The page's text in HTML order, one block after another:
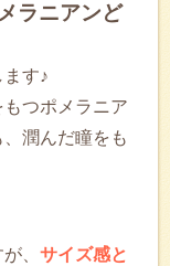
ラニアンど
す♪
つポメラニア
潤んだ瞳をも
、 サイズ感と